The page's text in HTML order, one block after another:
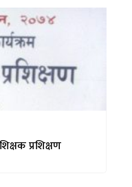
प्रशिक्षण